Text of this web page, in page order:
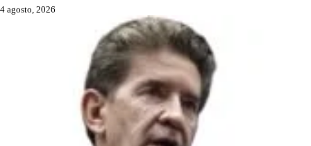
4 agosto, 2026